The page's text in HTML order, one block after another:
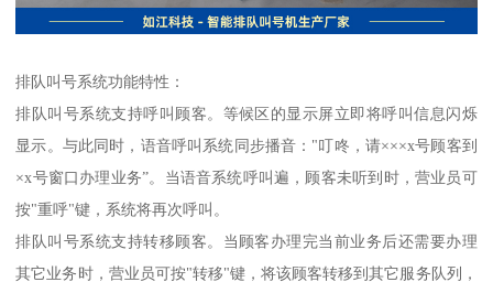
排队叫号系统功能特性：
排队叫号系统支持呼叫顾客。等候区的显示屏立即将呼叫信息闪烁
显示。与此同时，语音呼叫系统同步播音："叮咚，请×××x号顾客到
×x号窗口办理业务”。当语音系统呼叫遍，顾客未听到时，营业员可
按"重呼"键，系统将再次呼叫。
排队叫号系统支持转移顾客。当顾客办理完当前业务后还需要办理
其它业务时，营业员可按"转移"键，将该顾客转移到其它服务队列，